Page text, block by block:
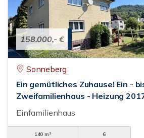
158.000,- €
Sonneberg
Ein gemütliches Zuhause! Ein -
Zweifamilienhaus - Heizung
Einfamilienhaus
140 m²
6